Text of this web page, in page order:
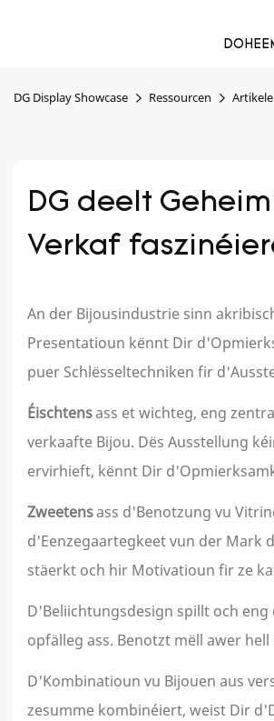
DG Display Showcase Ressourcen
DG deelt
Verkaf
An der Bijousindustrie sinn
Presentatioun kënnt Dir
puer Schlësseltechniken fir
Éischtensass et wichteg, eng
verkaafte Bijou. Dës Ausstellung
ervirhieft, kënnt Dir
Zweetensass d'Benotzung vu
d'Eenzegaartegkeet vun der Mark
stäerkt och hir Motivatioun fir ze
D'Beliichtungsdesign spillt och
opfälleg ass. Benotzt mëll awer
D'Kombinatioun vu Bijouen aus
zesumme kombinéiert, weist Dir